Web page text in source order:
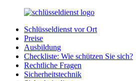
Zurück
Inhalt
SchluesseldienstDirekt.de
Ihre
Notlage
wird
gelöst!
Schlüsseldienst vor Ort
Preise
Ausbildung
Checkliste: Wie schützen Sie sich?
Rechtliche Fragen
Sicherheitstechnik